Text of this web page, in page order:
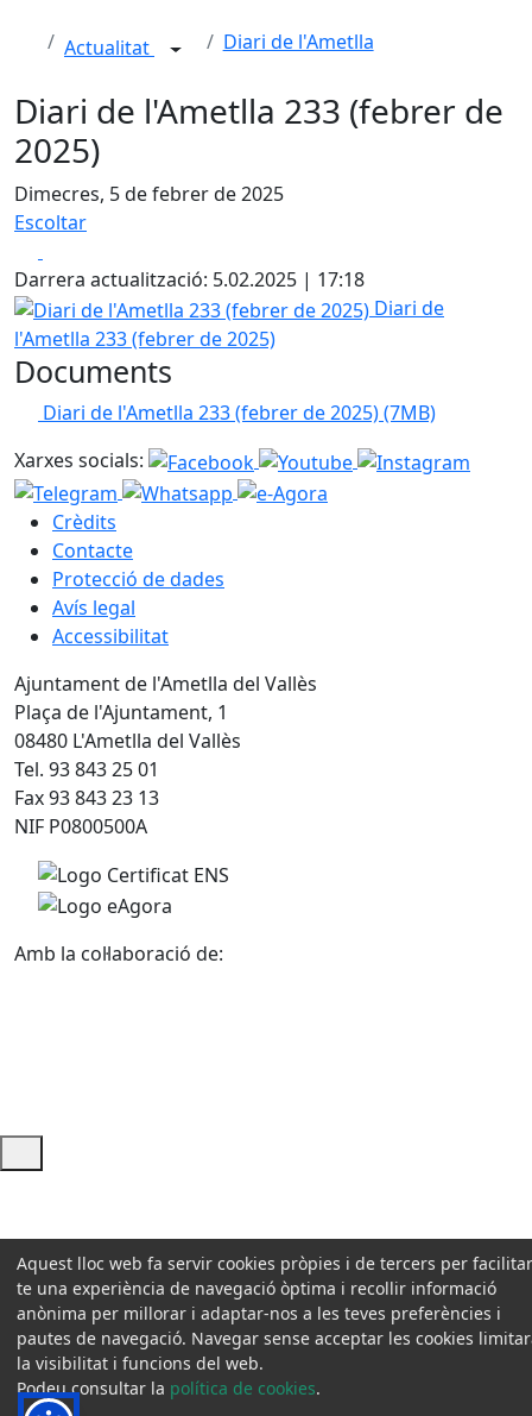
Actualitat Diari de l'Ametlla
Diari de l'Ametlla 233 (febrer de
2025)
Dimecres, 5 de febrer de 2025
Escoltar
Darrera actualització: 5.02.2025 | 17:18
Diari de l'Ametlla 233 (febrer de 2025)
Diari de
l'Ametlla 233 (febrer de 2025)
Documents
Diari de l'Ametlla 233 (febrer de 2025)(7MB)
Xarxes socials:
Crèdits
Contacte
Protecció de dades
Avís legal
Accessibilitat
Ajuntament de l'Ametlla del Vallès
Plaça de l'Ajuntament, 1
08480 L'Ametlla del Vallès
Tel. 93 843 25 01
Fax 93 843 23 13
NIF P0800500A
Amb la col·laboració de:
Aquest lloc web fa servir cookies pròpies i de tercers per
te una experiència de navegació òptima i recollir informació
anònima per millorar i adaptar-nos a les teves preferències i
pautes de navegació. Navegar sense acceptar les cookies
la visibilitat i funcions del web.
Podeu consultar la política de cookies.